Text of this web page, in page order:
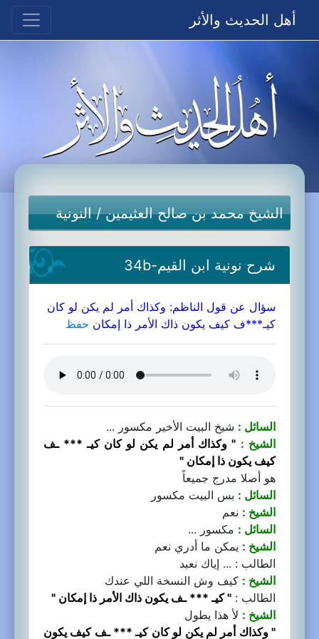
أهل الحديث والأثر
الشيخ محمد بن صالح العثيمين/النونية
شرح نونية ابن القيم-34b
سؤال عن قول الناظم: وكذاك أمر لم يكن لو كان
كيـ***ف كيف يكون ذاك الأمر ذا إمكان حفظ
السائل : شيخ البيت الأخير مكسور ...
الشيخ : " وكذاك أمر لم يكن لو كان كيـ *** ـف
كيف يكون ذا إمكان "
هو أصلا مدرج جميعاً
السائل : بس البيت مكسور
الشيخ : نعم
السائل : مكسور ...
الشيخ : يمكن ما أدري نعم
الطالب : ... إياك نعبد
الشيخ : كيف وش النسخة اللي عندك
الطالب : " كيـ *** ـف يكون ذاك الأمر ذا إمكان "
الشيخ : لأ هذا يطول
" وكذاك أمر لم يكن لو كان كيـ *** ـف كيف يكون